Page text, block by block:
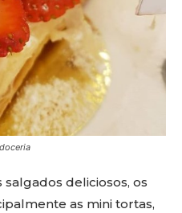
deliciosos, os
as mini tortas,